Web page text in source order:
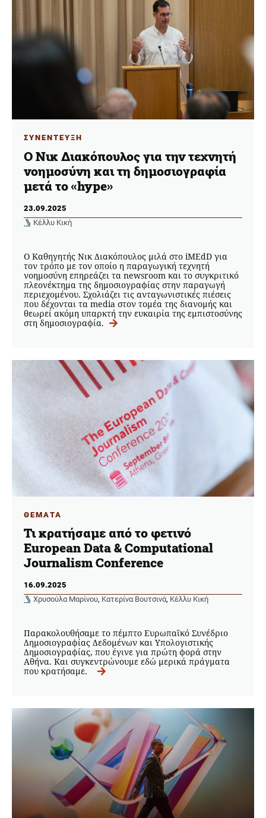
ΣΥΝΕΝΤΕΥΞΗ
Ο Νικ Διακόπουλος για την τεχνητή
νοημοσύνη και τη δημοσιογραφία
μετά το «hype»
23.09.2025
Κέλλυ Κική
Ο Καθηγητής Νικ Διακόπουλος μιλά στο iMEdD για
τον τρόπο με τον οποίο η παραγωγική τεχνητή
νοημοσύνη επηρεάζει τα newsroom και το συγκριτικό
πλεονέκτημα της δημοσιογραφίας στην παραγωγή
περιεχομένου. Σχολιάζει τις ανταγωνιστικές πιέσεις
που δέχονται τα media στον τομέα της διανομής και
θεωρεί ακόμη υπαρκτή την ευκαιρία της εμπιστοσύνης
στη δημοσιογραφία.
ΘΕΜΑΤΑ
Τι κρατήσαμε από το φετινό
European Data & Computational
Journalism Conference
16.09.2025
Χρυσούλα Μαρίνου, Κατερίνα Βουτσινά, Κέλλυ Κική
Παρακολουθήσαμε το πέμπτο Ευρωπαϊκό Συνέδριο
Δημοσιογραφίας Δεδομένων και Υπολογιστικής
Δημοσιογραφίας, που έγινε για πρώτη φορά στην
Αθήνα. Και συγκεντρώνουμε εδώ μερικά πράγματα
που κρατήσαμε.